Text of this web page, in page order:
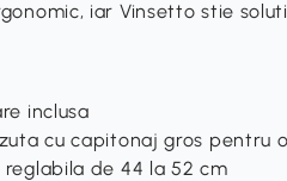
iar Vinsetto stie
inclusa
cu capitonaj gros pentru
reglabila de 44 la 52 cm